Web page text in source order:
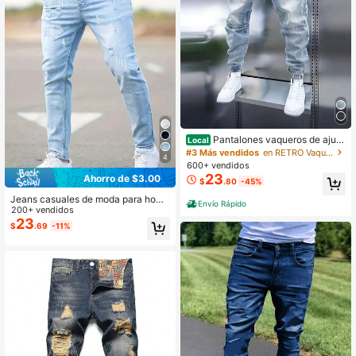
4
Ahorro de $3.00
Jeans casuales de moda para homb
res, lavados, elásticos, desgastados
y de corte slim
200+ vendidos
$23.69 -11%
Local Pantalones vaqueros de ajust
e cómodo para hombres, uso casual
con estiramiento y estilo clásico
#3 Más vendidos
en RETRO Vaqueros de hombre
600+ vendidos
$23.80 -45%
Envío Rápido